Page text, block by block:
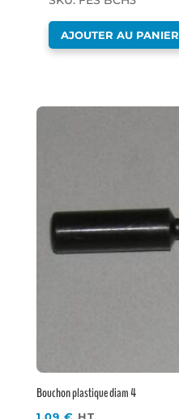
AJOUTER AU PANIER
Bouchon plastique diam 4